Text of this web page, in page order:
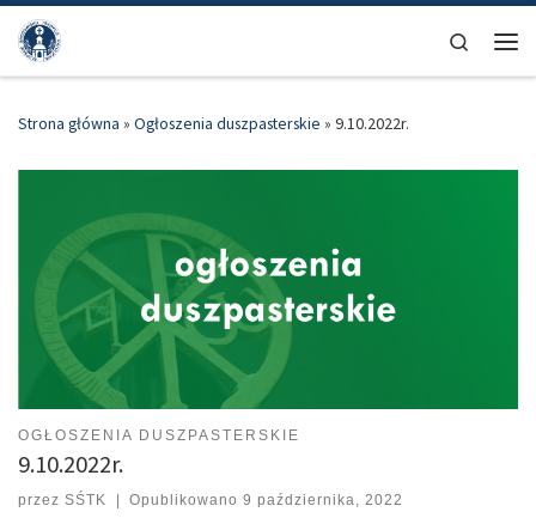
Przejdź do treści
Search
Strona główna » Ogłoszenia duszpasterskie » 9.10.2022r.
OGŁOSZENIA DUSZPASTERSKIE
9.10.2022r.
przez SŚTK Opublikowano9 października, 2022